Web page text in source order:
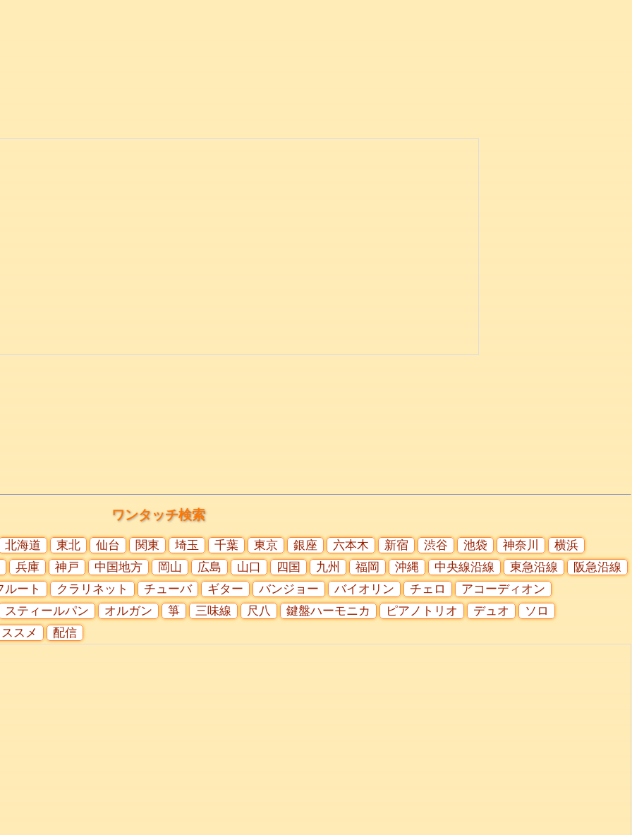
ワンタッチ検索
北海道 東北 仙台 関東 埼玉 千葉 東京 銀座 六本木 新宿 渋谷 池袋 神奈川
横浜
兵庫
神戸 中国地方 岡山 広島 山口 四国 九州 福岡 沖縄 中央線沿線 東急沿線
阪急沿線
ルート
クラリネット チューバ ギター バンジョー バイオリン チェロ
アコーディオン
スティールパン
オルガン 箏 三味線 尺八 鍵盤ハーモニカ ピアノトリオ デュオ
ソロ
スメ
配信